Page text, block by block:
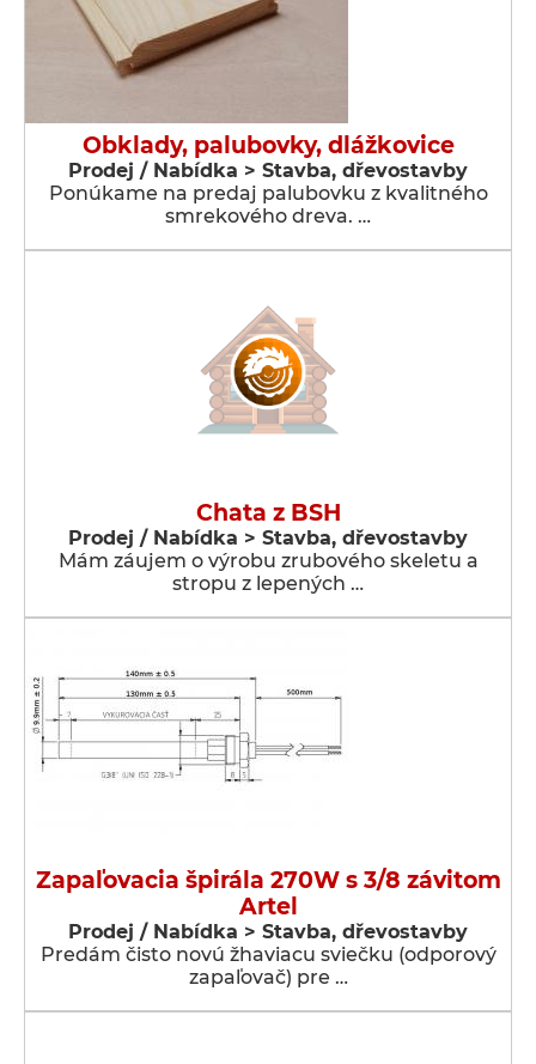
Obklady, palubovky, dlážkovice
Prodej / Nabídka > Stavba, dřevostavby
Ponúkame na predaj palubovku z kvalitného
smrekového dreva. …
Chata z BSH
Prodej / Nabídka > Stavba, dřevostavby
Mám záujem o výrobu zrubového skeletu a
stropu z lepených …
Zapaľovacia špirála 270W s 3/8 závitom
Artel
Prodej / Nabídka > Stavba, dřevostavby
Predám čisto novú žhaviacu sviečku (odporový
zapaľovač) pre …